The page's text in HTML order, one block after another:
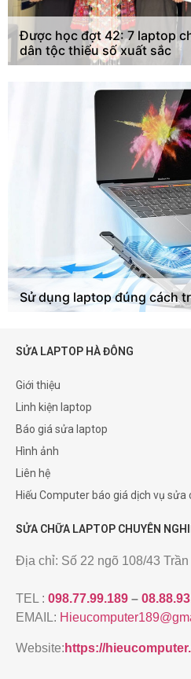
Được học đợt 42: 7 laptop
dân tộc thiểu số xuất sắc
Sử dụng laptop đúng cách
SỬA LAPTOP HÀ ĐÔNG
Giới thiệu
Linh kiện laptop
Báo giá sửa laptop
Hình ảnh
Liên hệ
Hiếu Computer báo giá dịch vụ sửa
SỬA CHỮA LAPTOP CHUYÊN
Địa chỉ: Số 22 ngõ 108/43
TEL : 098.77.99.189 –
EMAIL:
Website: https://